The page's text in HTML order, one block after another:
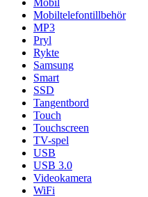
Mobiltelefontillbehör
MP3
Pryl
Rykte
Samsung
Smart
SSD
Tangentbord
Touch
Touchscreen
TV-spel
USB
USB 3.0
Videokamera
WiFi